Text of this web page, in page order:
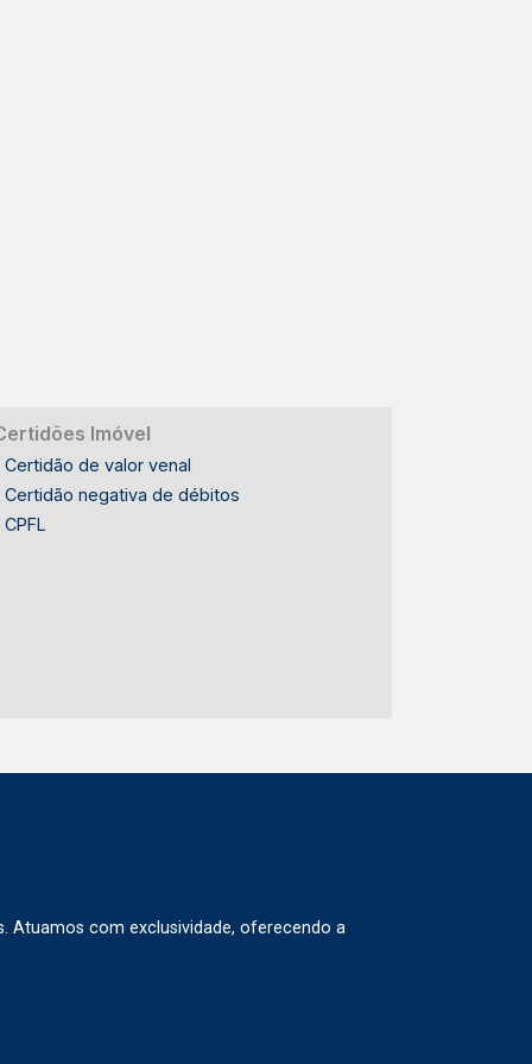
Imóvel
Certidão de valor venal
Certidão negativa de débitos
CPFL
Atuamos com exclusividade, oferecendo a